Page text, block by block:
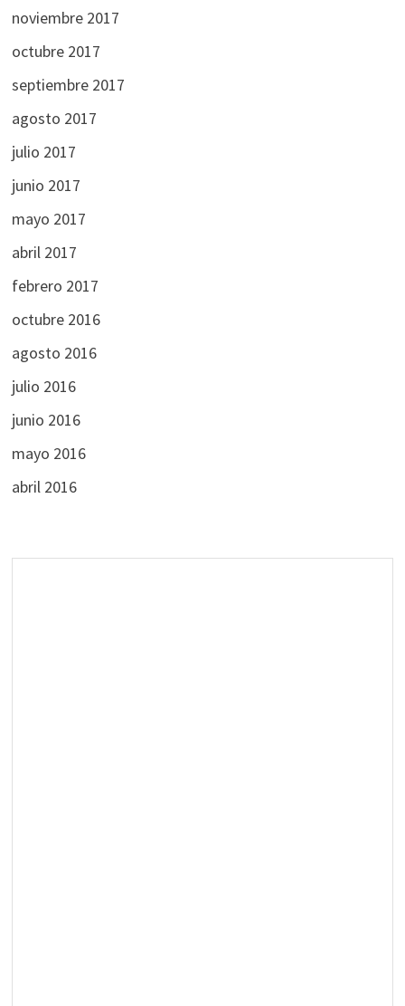
noviembre 2017
octubre 2017
septiembre 2017
agosto 2017
julio 2017
junio 2017
mayo 2017
abril 2017
febrero 2017
octubre 2016
agosto 2016
julio 2016
junio 2016
mayo 2016
abril 2016